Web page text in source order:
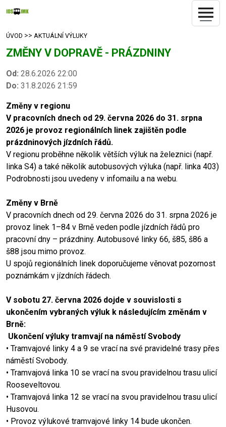
ÚVOD >> AKTUÁLNÍ VÝLUKY
ZMĚNY V DOPRAVĚ - PRÁZDNINY
Od: 28.6.2026 22:00
Do: 31.8.2026 21:59
Změny v regionu
V pracovních dnech od 29. června 2026 do 31. srpna
2026 je provoz regionálních linek zajištěn podle
prázdninových jízdních řádů.
V regionu proběhne několik větších výluk na železnici (např.
linka S4) a také několik autobusových výluka (např. linka 403)
Podrobnosti jsou uvedeny v infomailu a na webu.
Změny v Brně
V pracovních dnech od 29. června 2026 do 31. srpna 2026 je
provoz linek 1–84 v Brně veden podle jízdních řádů pro
pracovní dny – prázdniny. Autobusové linky 66, š85, š86 a
š88 jsou mimo provoz.
U spojů regionálních linek doporučujeme věnovat pozornost
poznámkám v jízdních řádech.
V sobotu 27. června 2026 dojde v souvislosti s
ukončením vybraných výluk k následujícím změnám v
Brně:
Ukončení výluky tramvají na náměstí Svobody
• Tramvajové linky 4 a 9 se vrací na své pravidelné trasy přes
náměstí Svobody.
• Tramvajová linka 10 se vrací na svou pravidelnou trasu ulicí
Rooseveltovou.
• Tramvajová linka 12 se vrací na svou pravidelnou trasu ulicí
Husovou.
• Provoz výlukové tramvajové linky 14 bude ukončen.